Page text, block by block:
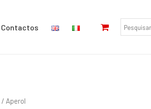
Contactos
por:
/ Aperol